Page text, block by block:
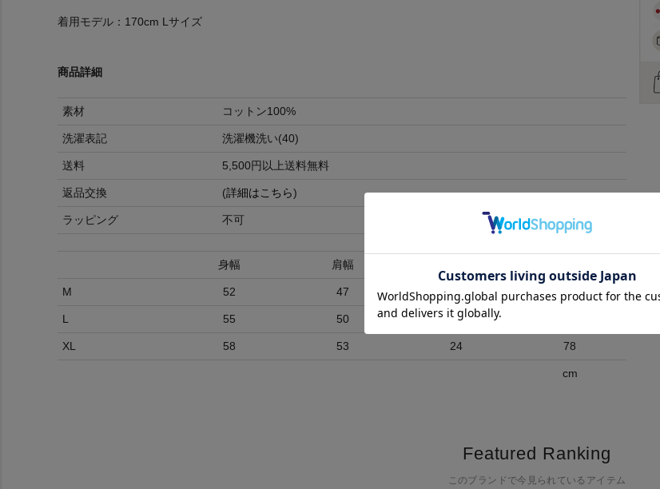
着用モデル：170cm Lサイズ
商品詳細
素材 コットン100%
洗濯表記 洗濯機洗い(40)
送料 5,500円以上送料無料
返品交換 (詳細はこちら)
ラッピング 不可
身幅 肩幅
M 52 47 20 70
L 55 50 22
XL 58 53 24 78
cm
Featured Ranking
このブランドで今見られているアイテム